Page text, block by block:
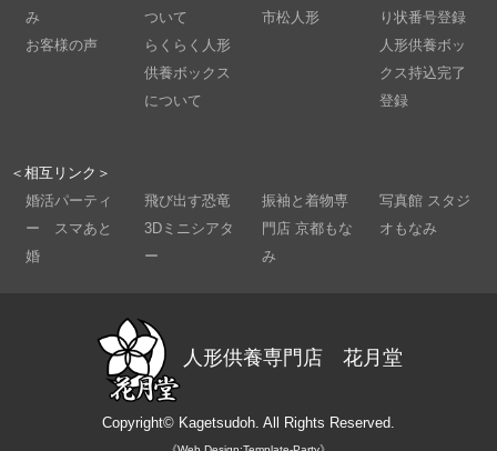
み
お客様の声
ついて
らくらく人形
供養ボックス
について
市松人形
り状番号登録
人形供養ボッ
クス持込完了
登録
＜相互リンク＞
婚活パーティ
ー スマあと
婚
飛び出す恐竜
3Dミニシアタ
ー
振袖と着物専
門店 京都もな
み
写真館 スタジ
オもなみ
人形供養専門店 花月堂
Copyright© Kagetsudoh. All Rights Reserved.